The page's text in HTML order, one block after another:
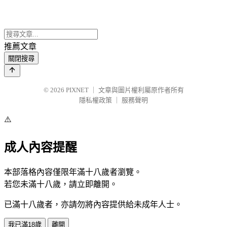
推薦文章
關閉搜尋
© 2026 PIXNET
文章與圖片權利屬原作者所有
隱私權政策
服務聲明
⚠️
成人內容提醒
本部落格內容僅限年滿十八歲者瀏覽。
若您未滿十八歲，請立即離開。
已滿十八歲者，亦請勿將內容提供給未成年人士。
我已滿18歲 離開